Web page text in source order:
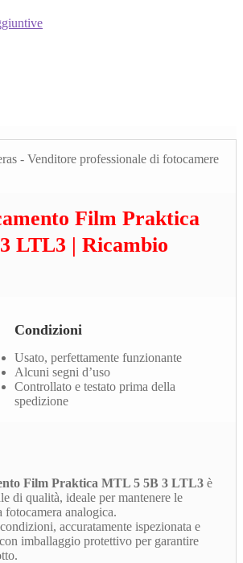
Film Praktica
LTL3 | Ricambio
Condizioni
Usato, perfettamente funzionante
Alcuni segni d’uso
Controllato e testato prima della
spedizione
Film Praktica MTL 5 5B 3 LTL3 è
di qualità, ideale per mantenere le
fotocamera analogica.
accuratamente ispezionata e
imballaggio protettivo per garantire